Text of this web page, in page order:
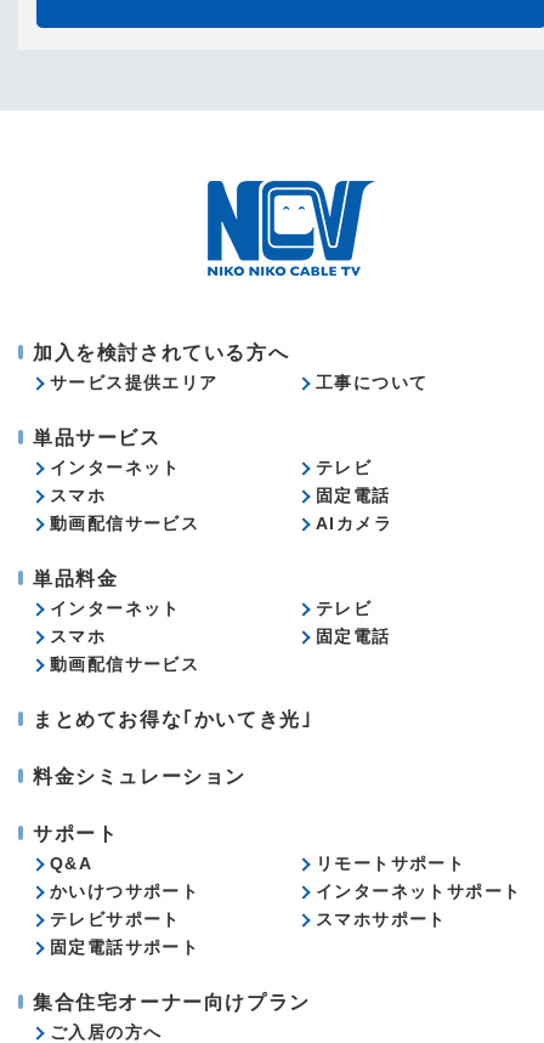
加入を検討されている方へ
サービス提供エリア 工事について
単品サービス
インターネット
テレビ
スマホ
固定電話
動画配信サービス
AIカメラ
単品料金
インターネット
テレビ
スマホ
固定電話
動画配信サービス
まとめてお得な｢かいてき光｣
料金シミュレーション
サポート
Q&A
リモートサポート
かいけつサポート
インターネットサポート
テレビサポート
スマホサポート
固定電話サポート
集合住宅オーナー向けプラン
ご入居の方へ